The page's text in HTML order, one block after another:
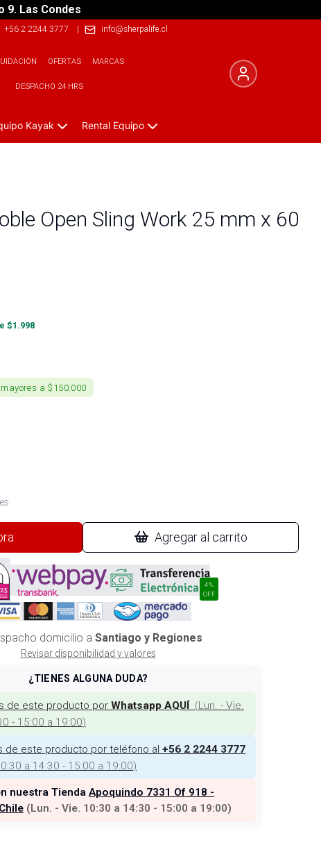
9. Las Condes
+56 2 2244 3777 | info@sherpalife.cl
OFERTAS MARCAS
DESPACHO 24 HRS
Kayak Rental Equipo
Open Sling Work 25 mm x 60
$1.998
a $150.000
Agregar al carrito
4%
OFF
domicilio a Santiago y Regiones
Revisar disponibilidad y valores
¿TIENES ALGUNA DUDA?
de este producto por Whatsapp AQUÍ (Lun. - Vie.
- 15:00 a 19:00)
de este producto por teléfono al +56 2 2244 3777
a 14:30 - 15:00 a 19:00)
nuestra Tienda Apoquindo 7331 Of 918 -
(Lun. - Vie. 10:30 a 14:30 - 15:00 a 19:00)